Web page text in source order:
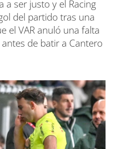
a ser justo y el Racing
del partido tras una
el VAR anuló una falta
de batir a Cantero